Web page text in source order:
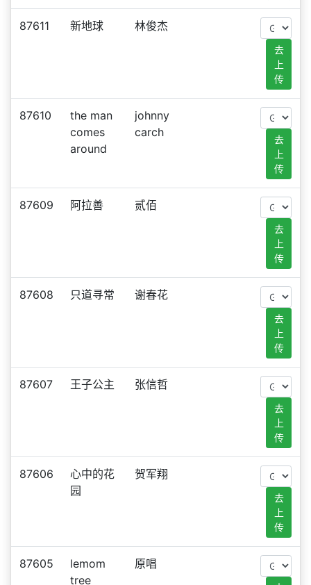
87611 新地球 林俊杰
去
上
传
87610
the man
comes
around
johnny
carch
去
上
传
87609 阿拉善 贰佰
去
上
传
87608 只道寻常 谢春花
去
上
传
87607 王子公主 张信哲
去
上
传
87606
心中的花
园
贺军翔
去
上
传
87605
lemom
tree
原唱